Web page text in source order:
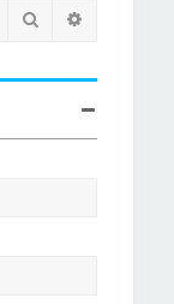
Rechercher